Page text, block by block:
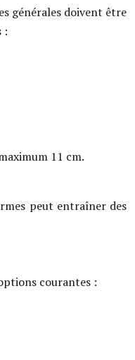
générales doivent être
:
11 cm.
peut entraîner des
courantes :